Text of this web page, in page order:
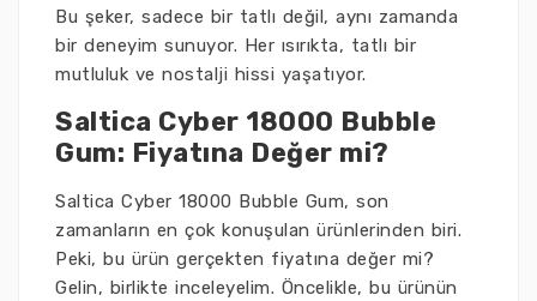
Bu şeker, sadece bir tatlı değil, aynı zamanda
bir deneyim sunuyor. Her ısırıkta, tatlı bir
mutluluk ve nostalji hissi yaşatıyor.
Saltica Cyber 18000 Bubble
Gum: Fiyatına Değer mi?
Saltica Cyber 18000 Bubble Gum, son
zamanların en çok konuşulan ürünlerinden biri.
Peki, bu ürün gerçekten fiyatına değer mi?
Gelin, birlikte inceleyelim. Öncelikle, bu ürünün